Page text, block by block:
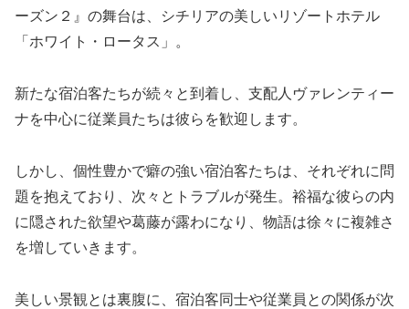
ーズン２』の舞台は、シチリアの美しいリゾートホテル
「ホワイト・ロータス」。
新たな宿泊客たちが続々と到着し、支配人ヴァレンティー
ナを中心に従業員たちは彼らを歓迎します。
しかし、個性豊かで癖の強い宿泊客たちは、それぞれに問
題を抱えており、次々とトラブルが発生。裕福な彼らの内
に隠された欲望や葛藤が露わになり、物語は徐々に複雑さ
を増していきます。
美しい景観とは裏腹に、宿泊客同士や従業員との関係が次